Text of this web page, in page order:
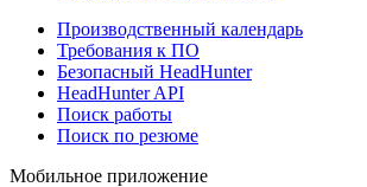
Производственный календарь
Требования к ПО
Безопасный HeadHunter
HeadHunter API
Поиск работы
Поиск по резюме
Мобильное приложение